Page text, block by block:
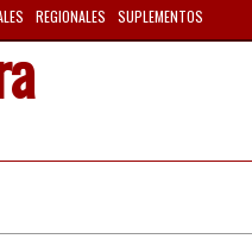
REGIONALES SUPLEMENTOS